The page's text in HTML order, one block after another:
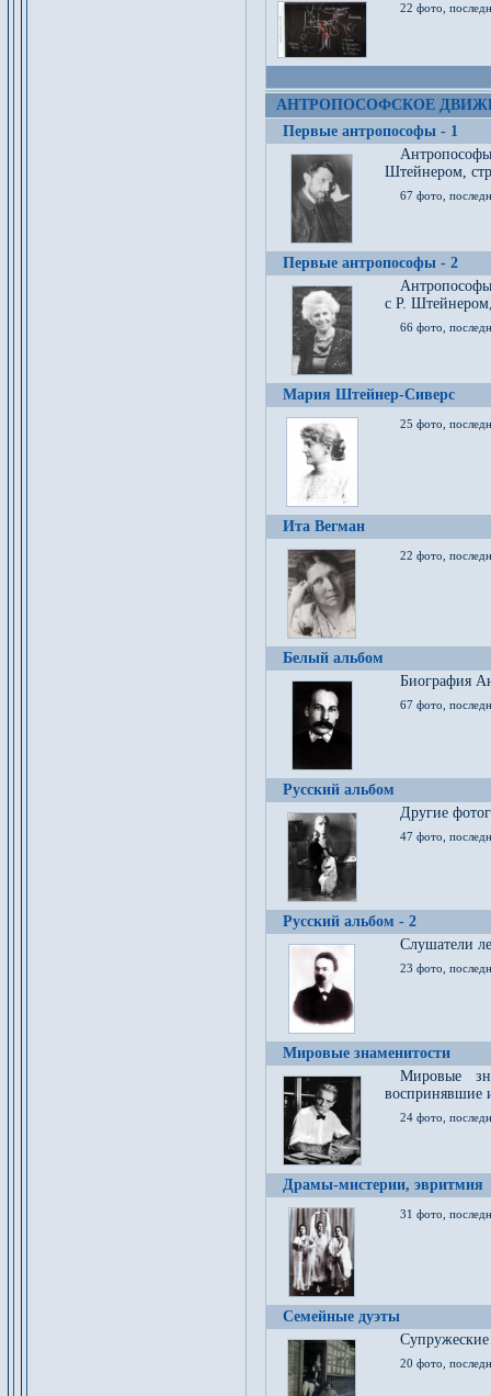
22 фото,
АНТРОПОСОФСКОЕ
Первые антропософы - 1
Штейнером,
67 фото,
Первые антропософы - 2
с Р.
66 фото,
Мария Штейнер-Сиверс
25 фото,
Ита Вегман
22 фото,
Белый альбом
Биография
67 фото,
Русский альбом
Другие
47 фото,
Русский альбом - 2
Cлушатели
23 фото,
Мировые знаменитости
Мировые
воспринявшие
24 фото,
Драмы-мистерии, эвритмия
31 фото,
Семейные дуэты
20 фото,